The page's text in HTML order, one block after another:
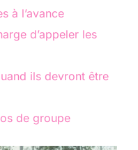
à l’avance
d’appeler les
ils devront être
de groupe